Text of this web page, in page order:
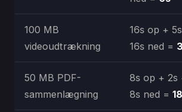
100 MB
videoudtrækning
16s op +
16s ned =
50 MB PDF-
sammenlægning
8s op + 2s
8s ned =